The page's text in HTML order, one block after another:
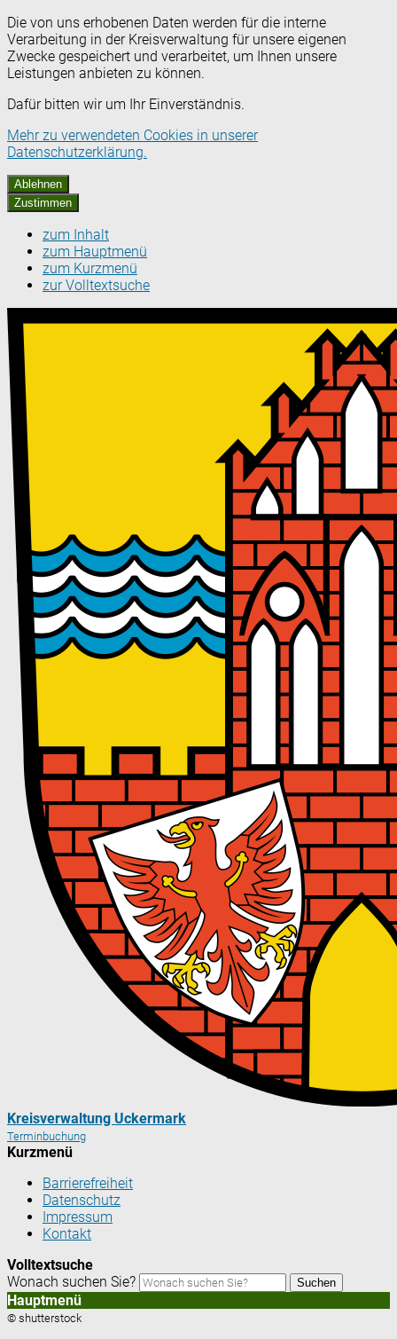
Die von uns erhobenen Daten werden für die interne
Verarbeitung in der Kreisverwaltung für unsere eigenen
Zwecke gespeichert und verarbeitet, um Ihnen unsere
Leistungen anbieten zu können.
Dafür bitten wir um Ihr Einverständnis.
Mehr zu verwendeten Cookies in unserer
Datenschutzerklärung.
Ablehnen
Zustimmen
zum Inhalt
zum Hauptmenü
zum Kurzmenü
zur Volltextsuche
Kreisverwaltung Uckermark
Terminbuchung
Kurzmenü
Barrierefreiheit
Datenschutz
Impressum
Kontakt
Volltextsuche
Wonach suchen Sie?
Suchen
Hauptmenü
© shutterstock